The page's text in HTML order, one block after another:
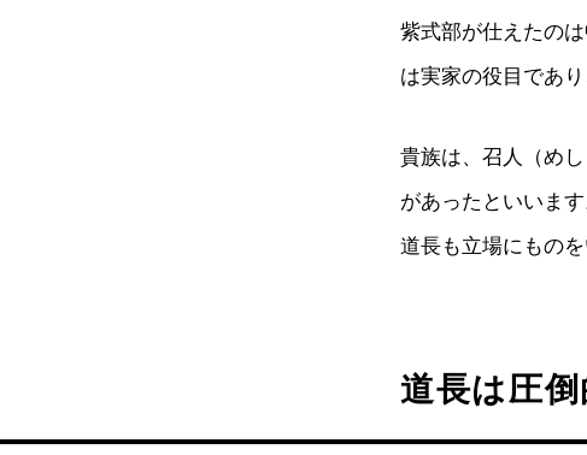
紫式部が仕えたの
は実家の役目であ
貴族は、召人（め
があったといいます
道長も立場にもの
道長は圧